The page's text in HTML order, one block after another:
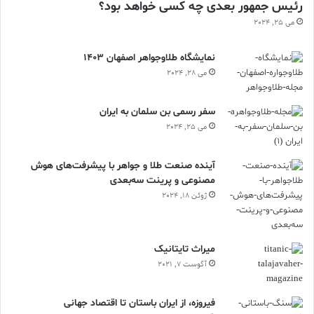
ظریف دوران بل‌اپوک نیز تکرار شدند. این موتیف، به‌سان امضایی از
تاریخ، در سنجاق‌سینه‌های باشکوه پس از جنگ نیز حضور یافت و
یادآور ریشه‌های جاودانه‌ی برند شد.
دوباره به دست شومه بازگشته‌اند.
تداوم این دقت، چهره‌ای از شومه ساخته که در جهان بی‌همتاست. هر
تاج یا جواهر تازه‌ی این خانه، از دل همان میراث برمی‌خیزد و با مهارت
می‌کنند — فرآیندی چندماهه که هر مرحله‌اش از شکل‌دهی و
صیقل‌کاری تا حک نام Chaumet با وسواسی شاعرانه همراه است.
تمام این مراحل در همان کارگاه تاریخی شماره ۱۲ پلاک وندوم پاریس
رئیس جمهور بعدی چه کسی خواهد بود؟
می 25, 2024
نمایشگاه طلاوجواهر اصفهان 1403
می 28, 2024
سفر رسمی بن سلمان به ایران
می 25, 2024
آینده صنعت طلا و جواهر با پیشرفت‌های هوش
مصنوعی و پرینت سه‌بعدی
ژوئن 18, 2024
ميراث تايتانيک
آگوست 7, 2021
فیروزه، از ایران باستان تا اقتصاد جهانی